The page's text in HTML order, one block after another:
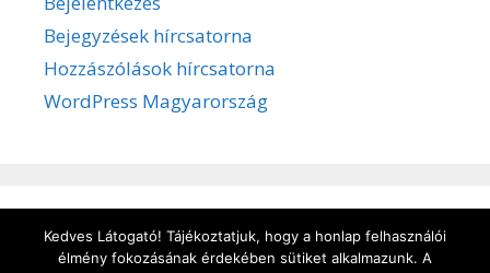
Bejegyzések hírcsatorna
Hozzászólások hírcsatorna
WordPress Magyarország
Adatvédelem /Süti kezelése/Impresszum
Kedves Látogató! Tájékoztatjuk, hogy a honlap felhasználói
élmény fokozásának érdekében sütiket alkalmazunk. A